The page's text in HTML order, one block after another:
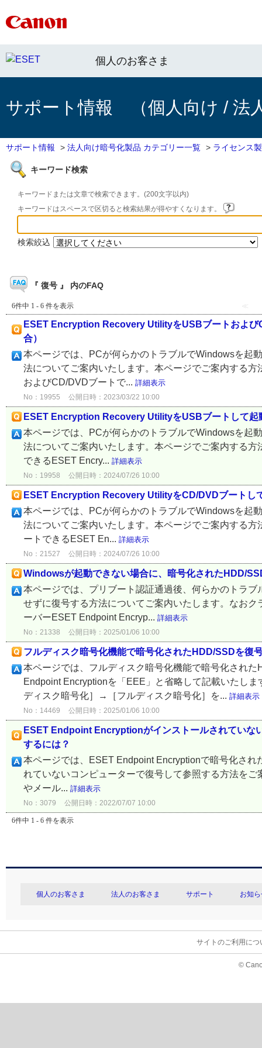
個人のお客さま
サポート情報 （個人向け / 法
サポート情報 > 法人向け暗号化製品 カテゴリー一覧 > ライセンス
キーワード検索
キーワードまたは文章で検索できます。(200文字以内)
キーワードはスペースで区切ると検索結果が得やすくなります。
検索絞込
『 復号 』 内のFAQ
6件中 1 - 6 件を表示 ≪
ESET Encryption Recovery UtilityをUSBブートおよび
合）
本ページでは、PCが何らかのトラブルでWindowsを起
法についてご案内いたします。本ページでご案内する
およびCD/DVDブートで... 詳細表示
No：19955 公開日時：2023/03/22 10:00
ESET Encryption Recovery UtilityをUSBブートして起
本ページでは、PCが何らかのトラブルでWindowsを起
法についてご案内いたします。本ページでご案内する
できるESET Encry... 詳細表示
No：19958 公開日時：2024/07/26 10:00
ESET Encryption Recovery UtilityをCD/DVDブートし
本ページでは、PCが何らかのトラブルでWindowsを起
法についてご案内いたします。本ページでご案内する
ートできるESET En... 詳細表示
No：21527 公開日時：2024/07/26 10:00
Windowsが起動できない場合に、暗号化されたHDD/
本ページでは、プリブート認証通過後、何らかのトラ
せずに復号する方法についてご案内いたします。なお
ーバーESET Endpoint Encryp... 詳細表示
No：21338 公開日時：2025/01/06 10:00
フルディスク暗号化機能で暗号化されたHDD/SSDを復
本ページでは、フルディスク暗号化機能で暗号化され
Endpoint Encryptionを「EEE」と省略して記載いたし
ディスク暗号化］→［フルディスク暗号化］を... 詳細表示
No：14469 公開日時：2025/01/06 10:00
ESET Endpoint Encryptionがインストールされていな
するには？
本ページでは、ESET Endpoint Encryptionで暗号化さ
れていないコンピューターで復号して参照する方法を
やメール... 詳細表示
No：3079 公開日時：2022/07/07 10:00
6件中 1 - 6 件を表示
個人のお客さま 法人のお客さま サポート お知
サイトのご利用につ
©